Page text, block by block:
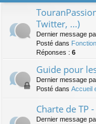
Twitter, ...)
Dernier message
Posté dans
Réponses : 6
Guide pour
Dernier message
Posté dans Accueil
Charte de TP
Dernier message